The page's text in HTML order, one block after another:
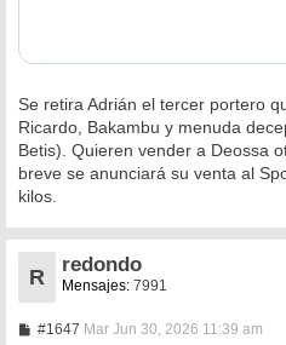
Se retira Adrián el tercer portero
Ricardo, Bakambu y menuda
Betis). Quieren vender a Deossa
breve se anunciará su venta al
kilos.
R
redondo
Mensajes: 7991
#1647MMar Jun 30, 2026 11:39 am